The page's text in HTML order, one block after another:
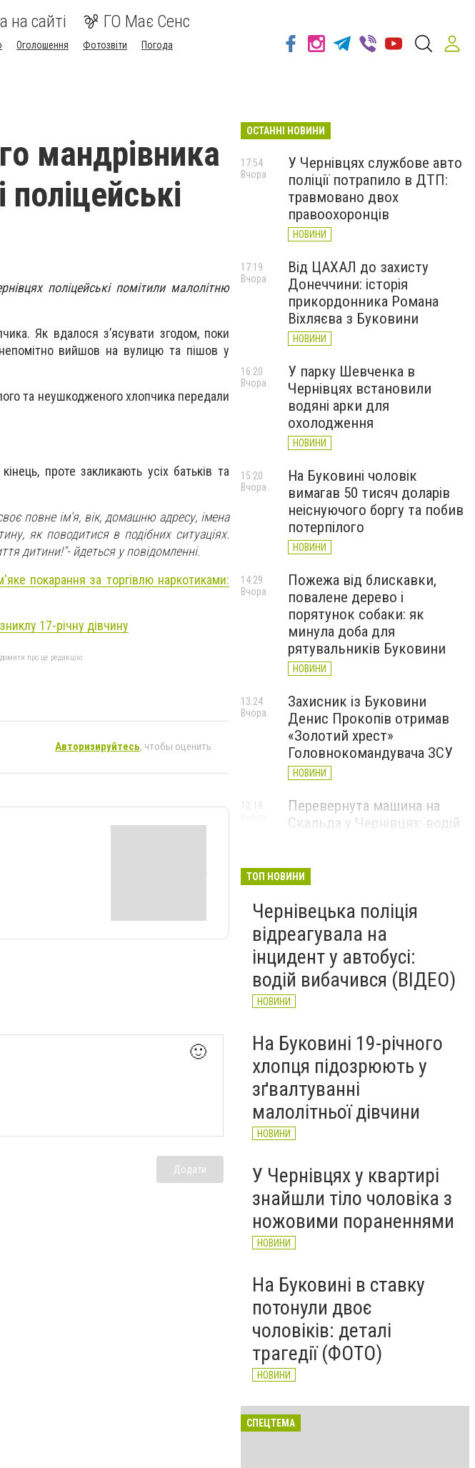
на сайті ГО Має Сенс
Оголошення Фотозвіти
Погода
мандрівника
поліцейські помітили малолітню
Як вдалося з’ясувати згодом, поки
вийшов на вулицю та пішов у
та неушкодженого хлопчика передали
проте закликають усіх батьків та
повне ім'я, вік, домашню адресу, імена
як поводитися в подібних ситуаціях.
дитини!"- йдеться у повідомленні.
покарання за торгівлю наркотиками:
17-річну дівчину
про це редакцію
Авторизируйтесь, чтобы оценить
🙂
Додати
ОСТАННІ НОВИНИ
У Чернівцях службове авто
поліції потрапило в ДТП:
травмовано двох
правоохоронців
НОВИНИ
17:54
Вчора
Від ЦАХАЛ до захисту
Донеччини: історія
прикордонника Романа
Віхляєва з Буковини
НОВИНИ
17:19
Вчора
У парку Шевченка в
Чернівцях встановили
водяні арки для
охолодження
НОВИНИ
16:20
Вчора
На Буковині чоловік
вимагав 50 тисяч доларів
неіснуючого боргу та побив
потерпілого
НОВИНИ
15:20
Вчора
Пожежа від блискавки,
повалене дерево і
порятунок собаки: як
минула доба для
рятувальників Буковини
НОВИНИ
14:29
Вчора
Захисник із Буковини
Денис Прокопів отримав
«Золотий хрест»
Головнокомандувача ЗСУ
НОВИНИ
13:24
Вчора
Перевернута машина на
Скальда у Чернівцях: водій
12:18
зафіксували новий
історичний температурний
максимум
НОВИНИ
Вчора
ТОП НОВИНИ
Чернівецька поліція
відреагувала на
інцидент у автобусі:
водій вибачився (ВІДЕО)
НОВИНИ
На Буковині 19-річного
хлопця підозрюють у
зґвалтуванні
малолітньої дівчини
НОВИНИ
У Чернівцях у квартирі
знайшли тіло чоловіка з
ножовими пораненнями
НОВИНИ
На Буковині в ставку
потонули двоє
чоловіків: деталі
трагедії (ФОТО)
НОВИНИ
СПЕЦТЕМА